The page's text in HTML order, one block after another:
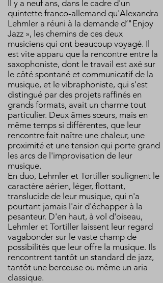
Il y a neuf ans, dans le cadre d'un
quintette franco-allemand qu'Alexandra
Lehmler a réuni à la demande d’"Enjoy
Jazz », les chemins de ces deux
musiciens qui ont beaucoup voyagé. Il
est vite apparu que la rencontre entre la
saxophoniste, dont le travail est axé sur
le côté spontané et communicatif de la
musique, et le vibraphoniste, qui s'est
distingué par des projets raffinés en
grands formats, avait un charme tout
particulier. Deux âmes sœurs, mais en
même temps si différentes, que leur
rencontre fait naître une chaleur, une
proximité et une tension qui porte grand
les arcs de l'improvisation de leur
musique.
En duo, Lehmler et Tortiller soulignent le
caractère aérien, léger, flottant,
translucide de leur musique, qui n'a
pourtant jamais l'air d'échapper à la
pesanteur. D'en haut, à vol d'oiseau,
Lehmler et Tortiller laissent leur regard
vagabonder sur le vaste champ de
possibilités que leur offre la musique. Ils
rencontrent tantôt un standard de jazz,
tantôt une berceuse ou même un aria
classique.